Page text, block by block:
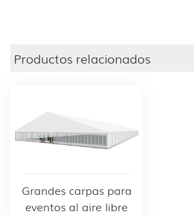
Productos relacionados
Grandes carpas para
eventos al aire libre